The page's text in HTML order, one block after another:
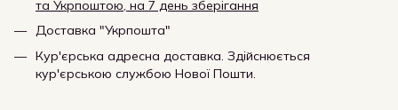
та Укрпоштою, на 7 день зберігання
Доставка "Укрпошта"
Кур'єрська адресна доставка. Здійснюється
кур'єрською службою Нової Пошти.